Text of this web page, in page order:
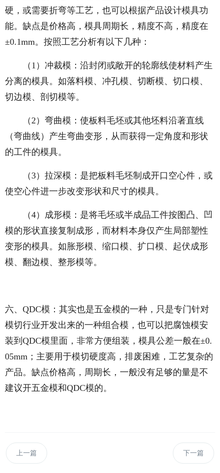
硬，或需要折弯等工艺，也可以根据产品设计模具功
能。缺点是价格高，模具周期长，精度不高，精度在
±0.1mm。按照工艺分析有以下几种：
（1）冲裁模：沿封闭或敞开的轮廓线使材料产生
分离的模具。如落料模、冲孔模、切断模、切口模、
切边模、剖切模等。
（2）弯曲模：使板料毛坯或其他坯料沿著直线
（弯曲线）产生弯曲变形，从而获得一定角度和形状
的工件的模具。
（3）拉深模：是把板料毛坯制成开口空心件，或
使空心件进一步改变形状和尺寸的模具。
（4）成形模：是将毛坯或半成品工件按图凸、凹
模的形状直接复制成形，而材料本身仅产生局部塑性
变形的模具。如胀形模、缩口模、扩口模、起伏成形
模、翻边模、整形模等。
六、QDC模：其实也是五金模的一种，只是专门针对
模切行业开发出来的一种组合模，也可以把腐蚀模安
装到QDC模里面，非常方便组装，模具公差一般在±0.
05mm；主要用于模切硬度高，排废困难，工艺复杂的
产品。缺点价格高，周期长，一般没有足够的量是不
建议开五金模和QDC模的。
上一篇 下一篇